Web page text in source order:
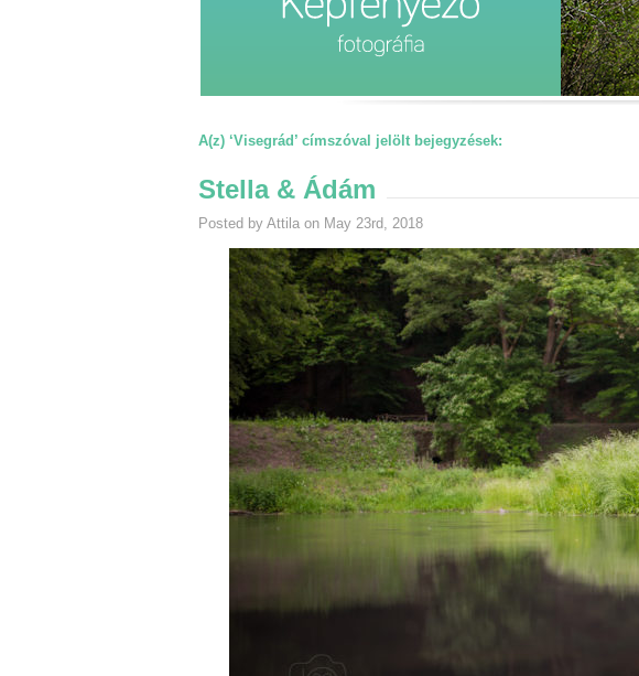
A(z) ‘Visegrád’ címszóval jelölt bejegyzések:
Stella & Ádám
Posted by Attila on May 23rd, 2018